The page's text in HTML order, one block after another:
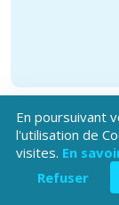
En poursuivant
l'utilisation de
visites. En
Refuser